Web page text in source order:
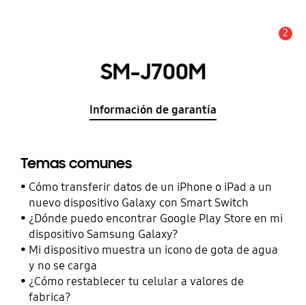
2
SM-J700M
Información de garantía
Temas comunes
Cómo transferir datos de un iPhone o iPad a un
nuevo dispositivo Galaxy con Smart Switch
¿Dónde puedo encontrar Google Play Store en mi
dispositivo Samsung Galaxy?
Mi dispositivo muestra un icono de gota de agua
y no se carga
¿Cómo restablecer tu celular a valores de
fabrica?